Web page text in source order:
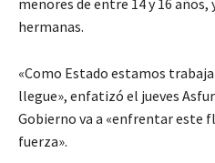
menores de entre 14 y 16
hermanas.
«Como Estado estamos
llegue», enfatizó el jueves
Gobierno va a «enfrentar este
fuerza».